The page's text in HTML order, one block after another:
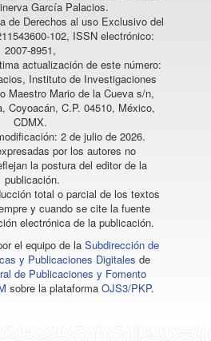
García Palacios.
de Derechos al uso Exclusivo del
102, ISSN electrónico:
2007-8951,
actualización de este número:
Instituto de Investigaciones
Maestro Mario de la Cueva s/n,
Coyoacán, C.P. 04510, México,
CDMX.
2 de julio de 2026.
por los autores no
la postura del editor de la
publicación.
total o parcial de los textos
y cuando se cite la fuente
electrónica de la publicación.
el equipo de la Subdirección de
y Publicaciones Digitales de
de Publicaciones y Fomento
sobre la plataforma OJS3/PKP.